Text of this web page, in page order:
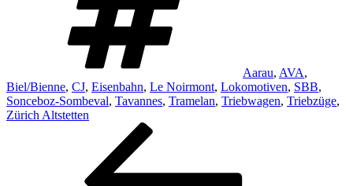
Aarau, AVA,
Biel/Bienne, CJ, Eisenbahn, Le Noirmont, Lokomotiven, SBB,
Sonceboz-Sombeval, Tavannes, Tramelan, Triebwagen, Triebzüge,
Zürich Altstetten
Beitragsnavigation